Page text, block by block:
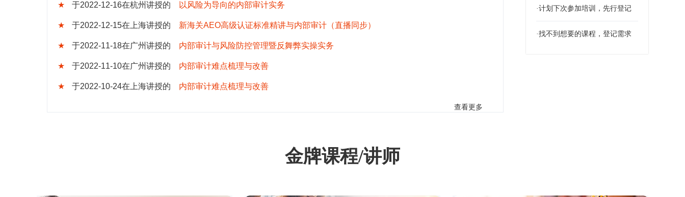
★ 于2022-12-16在杭州讲授的 以风险为导向的内部审计实务
★ 于2022-12-15在上海讲授的 新海关AEO高级认证标准精讲与内部审计（直播同步）
★ 于2022-11-18在广州讲授的 内部审计与风险防控管理暨反舞弊实操实务
★ 于2022-11-10在广州讲授的 内部审计难点梳理与改善
★ 于2022-10-24在上海讲授的 内部审计难点梳理与改善
查看更多
·计划下次参加培训，先行登记
·找不到想要的课程，登记需求
金牌课程/讲师